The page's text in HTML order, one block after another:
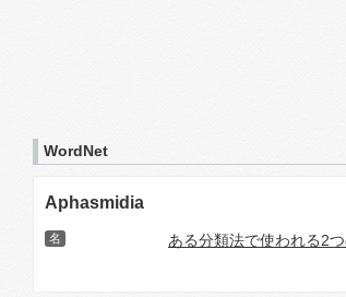
WordNet
Aphasmidia
名 ある分類法で使われる2